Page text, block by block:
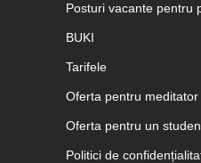
Posturi vacante pentru
BUKI
Tarifele
Oferta pentru meditator
Oferta pentru un
Politici de